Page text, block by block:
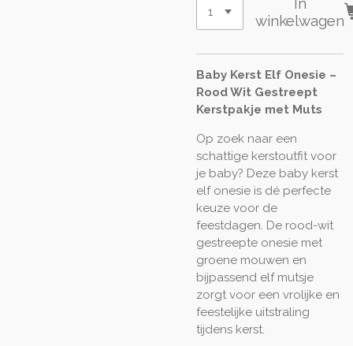
winkelwagen
Baby Kerst Elf Onesie –
Rood Wit Gestreept
Kerstpakje met Muts
Op zoek naar een
schattige kerstoutfit voor
je baby? Deze baby kerst
elf onesie is dé perfecte
keuze voor de
feestdagen. De rood-wit
gestreepte onesie met
groene mouwen en
bijpassend elf mutsje
zorgt voor een vrolijke en
feestelijke uitstraling
tijdens kerst.